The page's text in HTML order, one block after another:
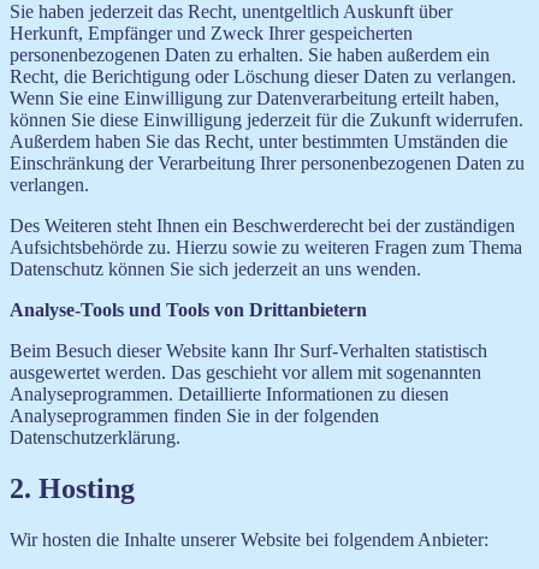
Sie haben jederzeit das Recht, unentgeltlich Auskunft über
Herkunft, Empfänger und Zweck Ihrer gespeicherten
personenbezogenen Daten zu erhalten. Sie haben außerdem ein
Recht, die Berichtigung oder Löschung dieser Daten zu verlangen.
Wenn Sie eine Einwilligung zur Datenverarbeitung erteilt haben,
können Sie diese Einwilligung jederzeit für die Zukunft widerrufen.
Außerdem haben Sie das Recht, unter bestimmten Umständen die
Einschränkung der Verarbeitung Ihrer personenbezogenen Daten zu
verlangen.
Des Weiteren steht Ihnen ein Beschwerderecht bei der zuständigen
Aufsichtsbehörde zu. Hierzu sowie zu weiteren Fragen zum Thema
Datenschutz können Sie sich jederzeit an uns wenden.
Analyse-Tools und Tools von Drittanbietern
Beim Besuch dieser Website kann Ihr Surf-Verhalten statistisch
ausgewertet werden. Das geschieht vor allem mit sogenannten
Analyseprogrammen. Detaillierte Informationen zu diesen
Analyseprogrammen finden Sie in der folgenden
Datenschutzerklärung.
2. Hosting
Wir hosten die Inhalte unserer Website bei folgendem Anbieter: